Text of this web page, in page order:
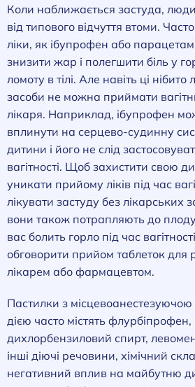
Коли наближається застуда,
від типового відчуття втоми.
ліки, як ібупрофен або
знизити жар і полегшити біль у
ломоту в тілі. Але навіть ці нібито
засоби не можна приймати
лікаря. Наприклад, ібупрофен
вплинути на серцево-судинну
дитини і його не слід
вагітності. Щоб захистити свою
уникати прийому ліків під час
лікувати застуду без лікарських
вони також потрапляють до
вас болить горло під час
обговорити прийом таблеток для
лікарем або фармацевтом.
Пастилки з
дією часто містять флурбіпрофен,
дихлорбензиловий спирт,
інші діючі речовини, хімічний
негативний вплив на майбутню